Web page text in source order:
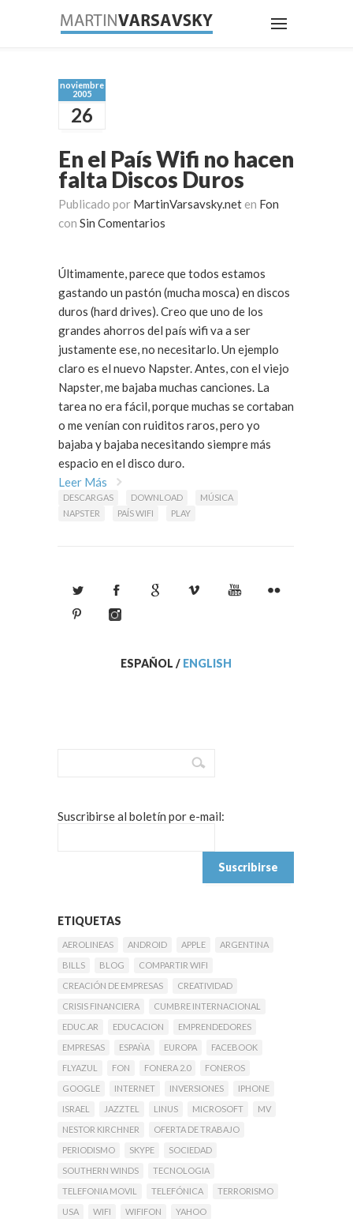
noviembre
2005
26
En el País Wifi no hacen
falta Discos Duros
Publicado por MartinVarsavsky.net en Fon
con Sin Comentarios
Últimamente, parece que todos estamos
gastando un pastón (mucha mosca) en discos
duros (hard drives). Creo que uno de los
grandes ahorros del país wifi va a ser
justamente ese, no necesitarlo. Un ejemplo
claro es el nuevo Napster. Antes, con el viejo
Napster, me bajaba muchas canciones. La
tarea no era fácil, porque muchas se cortaban
o me venían con ruiditos raros, pero yo
bajaba y bajaba necesitando siempre más
espacio en el disco duro.
Leer Más
DESCARGAS DOWNLOAD
MÚSICA
NAPSTER
PAÍS WIFI PLAY
ESPAÑOL / ENGLISH
Suscribirse al boletín por e-mail:
ETIQUETAS
AEROLINEAS ANDROID APPLE
ARGENTINA
BILLS
BLOG
COMPARTIR WIFI
CREACIÓN DE EMPRESAS
CREATIVIDAD
CRISIS FINANCIERA
CUMBRE INTERNACIONAL
EDUC.AR
EDUCACION
EMPRENDEDORES
EMPRESAS
ESPAÑA EUROPA
FACEBOOK
FLYAZUL
FON FONERA 2.0
FONEROS
GOOGLE
INTERNET INVERSIONES
IPHONE
ISRAEL
JAZZTEL LINUS MICROSOFT
MV
NESTOR KIRCHNER
OFERTA DE TRABAJO
PERIODISMO
SKYPE
SOCIEDAD
SOUTHERN WINDS
TECNOLOGIA
TELEFONIA MOVIL
TELEFÓNICA
TERRORISMO
USA
WIFI WIFIFON YAHOO